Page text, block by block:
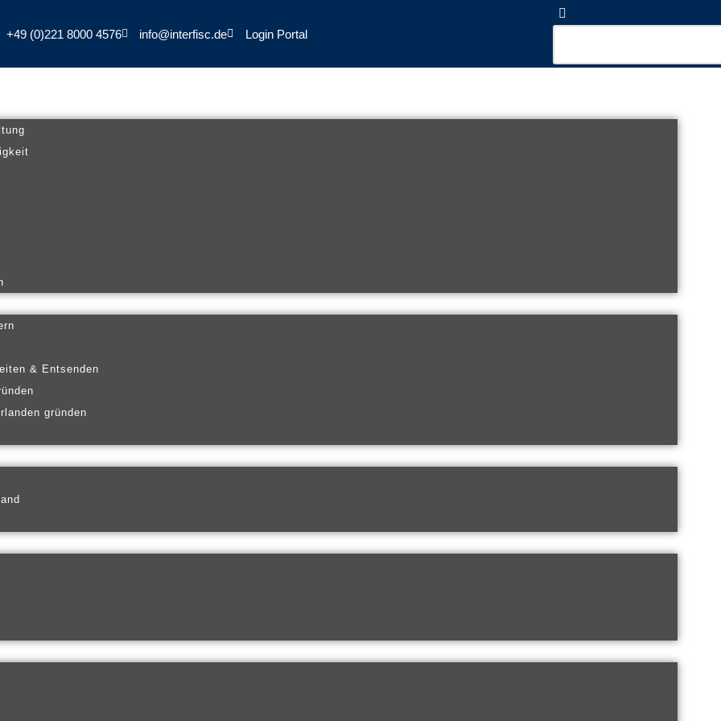
+49 (0)221 8000 4576 info@interfisc.de Login Portal
& Entsenden
gründen